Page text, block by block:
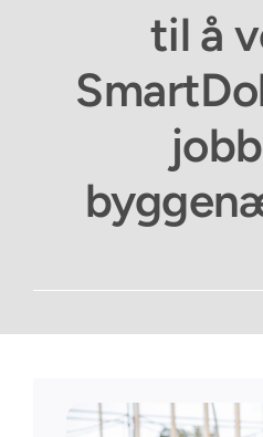
Kontakt SmartDoktil å